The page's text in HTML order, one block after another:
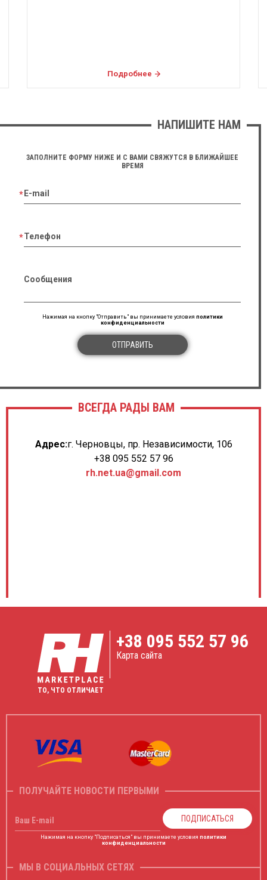
Подробнее
НАПИШИТЕ НАМ
ЗАПОЛНИТЕ ФОРМУ НИЖЕ И С ВАМИ СВЯЖУТСЯ В БЛИЖАЙШЕЕ
ВРЕМЯ
E-mail
Телефон
Сообщения
Нажимая на кнопку "Отправить" вы принимаете условия политики
конфиденциальности
ОТПРАВИТЬ
ВСЕГДА РАДЫ ВАМ
Адрес:г. Черновцы, пр. Независимости, 106
+38 095 552 57 96
rh.net.ua@gmail.com
ТО, ЧТО ОТЛИЧАЕТ
+38 095 552 57 96
Карта сайта
ПОЛУЧАЙТЕ НОВОСТИ ПЕРВЫМИ
Ваш E-mail ПОДПИСАТЬСЯ
Нажимая на кнопку "Подписаться" вы принимаете условия политики
конфиденциальности
МЫ В СОЦИАЛЬНЫХ СЕТЯХ